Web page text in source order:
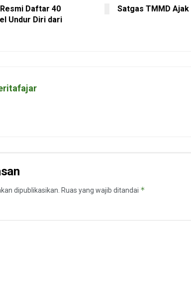
Daftar 40
Undur Diri dari
Satgas TMMD
dipublikasikan. Ruas yang wajib ditandai *